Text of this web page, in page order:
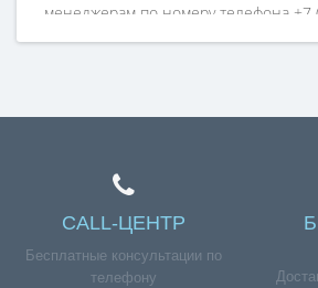
менеджерам по номеру телефона +7
CALL-ЦЕНТР
Бесплатные консультации по
телефону